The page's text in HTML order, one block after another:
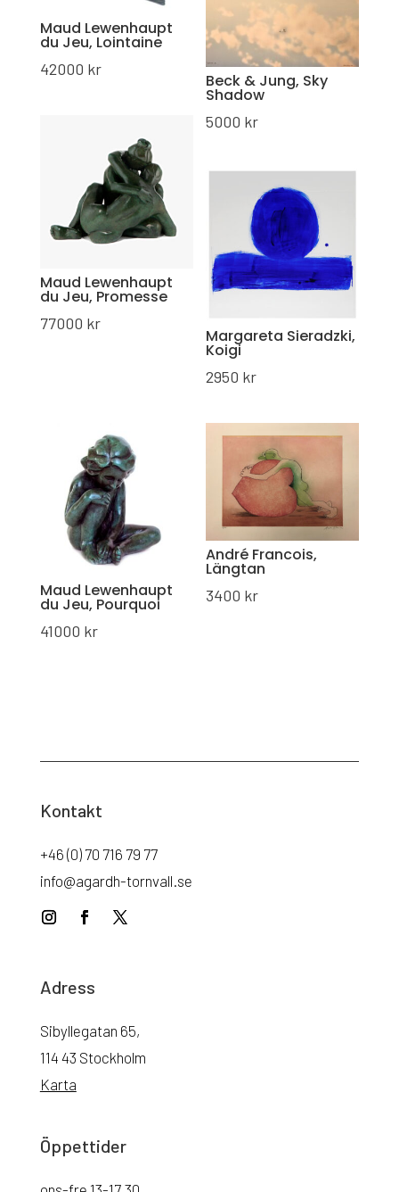
Maud Lewenhaupt
du Jeu, Lointaine
42000 kr
Beck & Jung, Sky
Shadow
5000 kr
Maud Lewenhaupt
du Jeu, Promesse
77000 kr
Margareta Sieradzki,
Koigi
2950 kr
Maud Lewenhaupt
du Jeu, Pourquoi
41000 kr
André Francois,
Längtan
3400 kr
Kontakt
+46 (0) 70 716 79 77
info@agardh-tornvall.se
Adress
Sibyllegatan 65,
114 43 Stockholm
Karta
Öppettider